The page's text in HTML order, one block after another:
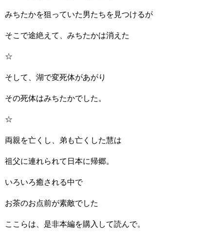
みちたかを狙っていた男たちを見つけるが
そこで途絶えて、みちたかは消えた
☆
そして、湖で変死体があがり
その死体はみちたかでした。
☆
両親を亡くし、弟も亡くした慧は
祖父に連れられて日本に帰郷。
いろいろ癒される中で
お茶のお点前が素敵でした
ここらは、是非本編を購入して読んで。